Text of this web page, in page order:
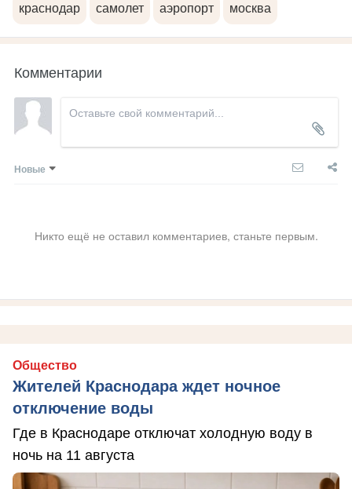
краснодар самолет аэропорт москва
Комментарии
Новые
Никто ещё не оставил комментариев, станьте первым.
Общество
Жителей Краснодара ждет ночное
отключение воды
Где в Краснодаре отключат холодную воду в
ночь на 11 августа